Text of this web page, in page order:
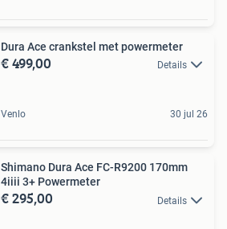
Dura Ace crankstel met powermeter
€ 499,00 Details
Venlo 30 jul 26
Shimano Dura Ace FC-R9200 170mm
4iiii 3+ Powermeter
€ 295,00 Details